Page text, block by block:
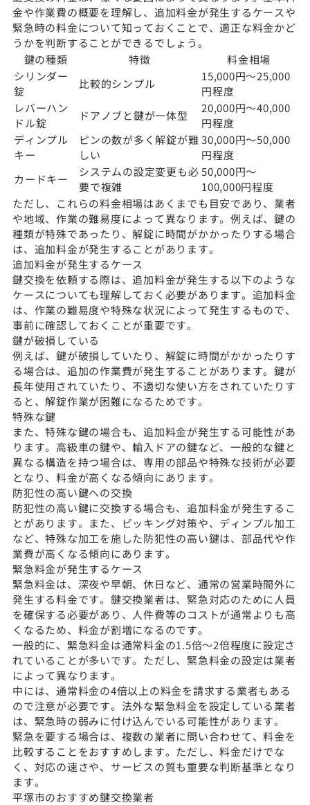
金や作業費の概要を理解し、追加料金が発生するケースや
緊急時の料金について知っておくことで、適正な料金かど
うかを判断することができるでしょう。
鍵の種類
特徴
料金相場
シリンダー
錠
比較的シンプル
15,000円〜25,000
円程度
レバーハン
ドル錠
ドアノブと鍵が一体型
20,000円〜40,000
円程度
ディンプル
キー
ピンの数が多く解錠が難
しい
30,000円〜50,000
円程度
カードキー
システムの設定変更も必
要で複雑
50,000円〜
100,000円程度
ただし、これらの料金相場はあくまでも目安であり、業者
や地域、作業の難易度によって異なります。例えば、鍵の
種類が特殊であったり、解錠に時間がかかったりする場合
は、追加料金が発生することがあります。
追加料金が発生するケース
鍵交換を依頼する際は、追加料金が発生する以下のような
ケースについても理解しておく必要があります。追加料金
は、作業の難易度や特殊な状況によって発生するもので、
事前に確認しておくことが重要です。
鍵が破損している
例えば、鍵が破損していたり、解錠に時間がかかったりす
る場合は、追加の作業費が発生することがあります。鍵が
長年使用されていたり、不適切な使い方をされていたりす
ると、解錠作業が困難になるためです。
特殊な鍵
また、特殊な鍵の場合も、追加料金が発生する可能性があ
ります。高級車の鍵や、輸入ドアの鍵など、一般的な鍵と
異なる構造を持つ場合は、専用の部品や特殊な技術が必要
となり、料金が高くなる傾向にあります。
防犯性の高い鍵への交換
防犯性の高い鍵に交換する場合も、追加料金が発生するこ
とがあります。また、ピッキング対策や、ディンプル加工
など、特殊な加工を施した防犯性の高い鍵は、部品代や作
業費が高くなる傾向にあります。
緊急料金が発生するケース
緊急料金は、深夜や早朝、休日など、通常の営業時間外に
発生する料金です。鍵交換業者は、緊急対応のために人員
を確保する必要があり、人件費等のコストが通常よりも高
くなるため、料金が割増になるのです。
一般的に、緊急料金は通常料金の1.5倍〜2倍程度に設定さ
れていることが多いです。ただし、緊急料金の設定は業者
によって異なります。
中には、通常料金の4倍以上の料金を請求する業者もある
ので注意が必要です。法外な緊急料金を設定している業者
は、緊急時の弱みに付け込んでいる可能性があります。
緊急を要する場合は、複数の業者に問い合わせて、料金を
比較することをおすすめします。ただし、料金だけでな
く、対応の速さや、サービスの質も重要な判断基準となり
ます。
平塚市のおすすめ鍵交換業者